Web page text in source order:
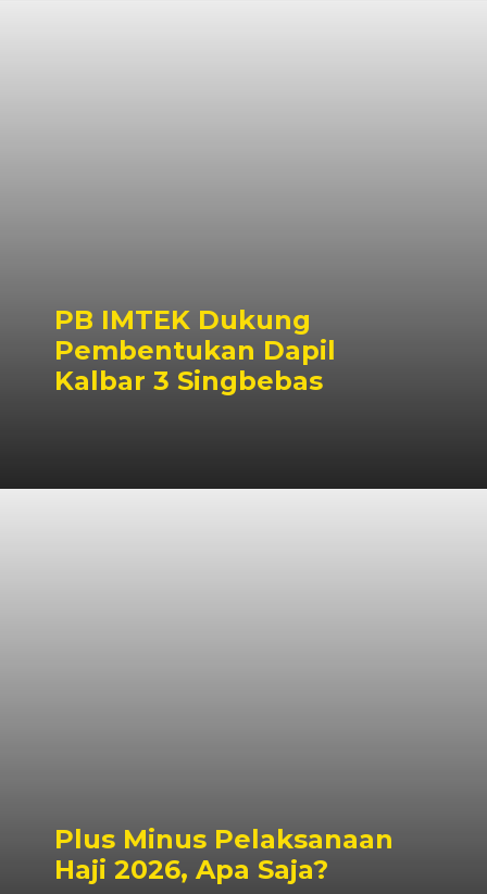
PB IMTEK Dukung
Pembentukan Dapil
Kalbar 3 Singbebas
Plus Minus Pelaksanaan
Haji 2026, Apa Saja?